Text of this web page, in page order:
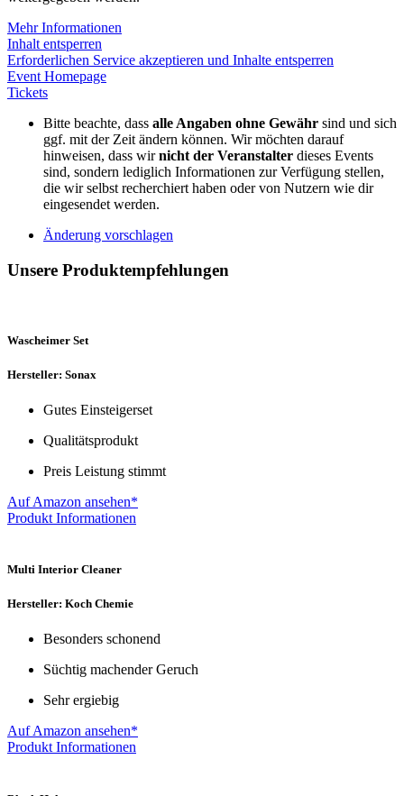
Mehr Informationen
Inhalt entsperren
Erforderlichen Service akzeptieren und Inhalte entsperren
Event Homepage
Tickets
Bitte beachte, dass alle Angaben ohne Gewähr sind und sich
ggf. mit der Zeit ändern können. Wir möchten darauf
hinweisen, dass wirnicht der Veranstalter dieses Events
sind, sondern lediglich Informationen zur Verfügung stellen,
die wir selbst recherchiert haben oder von Nutzern wie dir
eingesendet werden.
Änderung vorschlagen
Unsere Produktempfehlungen
Wascheimer Set
Hersteller: Sonax
Gutes Einsteigerset
Qualitätsprodukt
Preis Leistung stimmt
Auf Amazon ansehen*
Produkt Informationen
Multi Interior Cleaner
Hersteller: Koch Chemie
Besonders schonend
Süchtig machender Geruch
Sehr ergiebig
Auf Amazon ansehen*
Produkt Informationen